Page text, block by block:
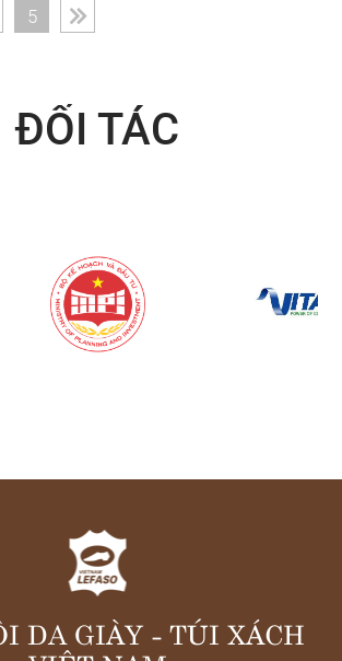
5(current)
ĐỐI TÁC
DA GIÀY - TÚI XÁCH